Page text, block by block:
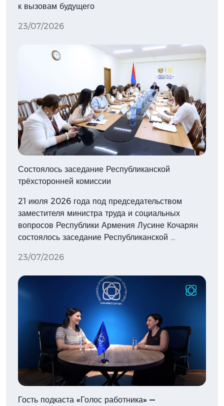
к вызовам будущего
23/07/2026
Состоялось заседание Республиканской
трёхсторонней комиссии
21 июля 2026 года под председательством
заместителя министра труда и социальных
вопросов Республики Армения Лусине Кочарян
состоялось заседание Республиканской …
23/07/2026
Гость подкаста «Голос работника» —